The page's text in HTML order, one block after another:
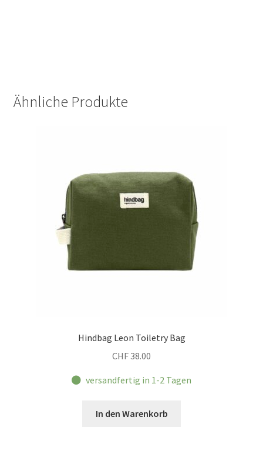
Ähnliche Produkte
Hindbag Leon Toiletry Bag
CHF38.00
versandfertig in 1-2 Tagen
In den Warenkorb